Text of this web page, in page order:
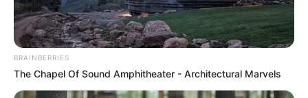
ΔΗΜΟΦΙΛΗ ΑΡΘΡΑ
BRAINBERRIES
The Chapel Of Sound Amphitheater - Architectural Marvels